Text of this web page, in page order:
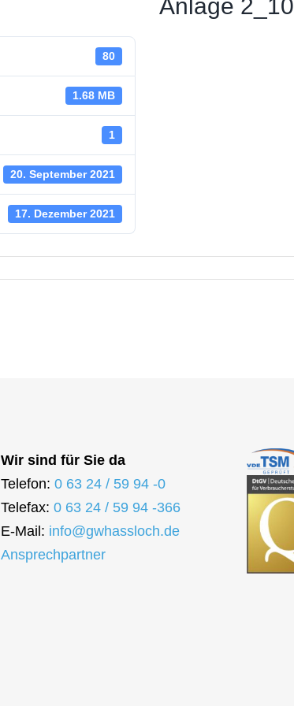
Aktuelle News
80
1.68 MB
1
20. September 2021
17. Dezember 2021
Anlage 2_10
Wir sind für Sie da
Telefon: 0 63 24 / 59 94 -0
Telefax: 0 63 24 / 59 94 -366
E-Mail: info@gwhassloch.de
Ansprechpartner